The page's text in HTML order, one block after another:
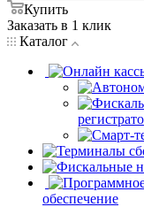
Купить
Заказать в 1 клик
Каталог
обеспечение